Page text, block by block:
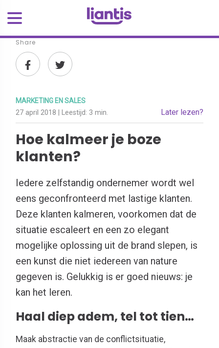
Share
MARKETING EN SALES
27 april 2018 | Leestijd: 3 min. Later lezen?
Hoe kalmeer je boze
klanten?
Iedere zelfstandig ondernemer wordt wel
eens geconfronteerd met lastige klanten.
Deze klanten kalmeren, voorkomen dat de
situatie escaleert en een zo elegant
mogelijke oplossing uit de brand slepen, is
een kunst die niet iedereen van nature
gegeven is. Gelukkig is er goed nieuws: je
kan het leren.
Haal diep adem, tel tot tien…
Maak abstractie van de conflictsituatie,